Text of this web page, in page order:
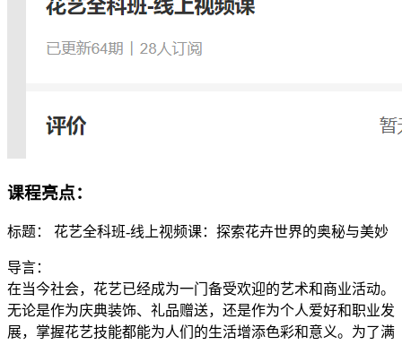
课程亮点：
标题： 花艺全科班-线上视频课：探索花卉世界的奥秘与美妙
导言：
在当今社会，花艺已经成为一门备受欢迎的艺术和商业活动。
无论是作为庆典装饰、礼品赠送，还是作为个人爱好和职业发
展，掌握花艺技能都能为人们的生活增添色彩和意义。为了满